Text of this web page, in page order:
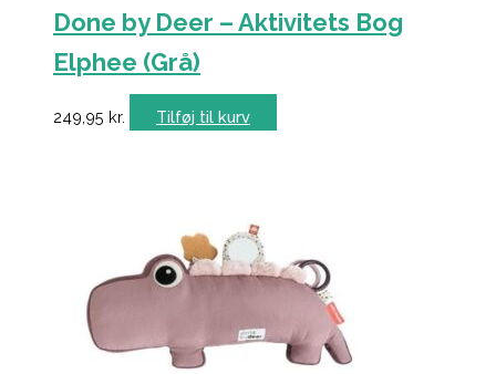
Done by Deer – Aktivitets Bog
Elphee (Grå)
249,95 kr. Tilføj til kurv